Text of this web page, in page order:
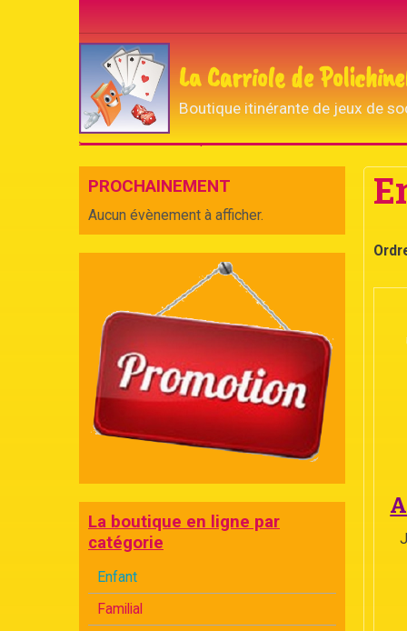
La Carriole de
Boutique itinérante de jeux de
Accueil
PROCHAINEMENT
Aucun évènement à afficher.
La boutique en ligne par
catégorie
Enfant
Familial